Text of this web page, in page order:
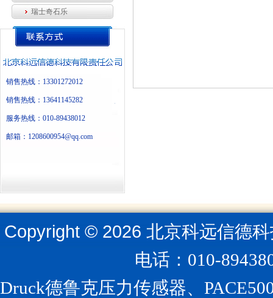
瑞士奇石乐
销售热线：13301272012
销售热线：13641145282
服务热线：010-89438012
邮箱：1208600954@qq.com
Copyright © 2026北京科远信德
电话：010-
Druck德鲁克压力传感器、